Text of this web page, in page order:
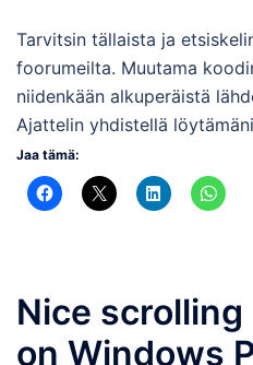
Tarvitsin tällaista ja
foorumeilta. Muutama
niidenkään alkuperäistä
Ajattelin yhdistellä
Jaa tämä:
Nice
on Windows